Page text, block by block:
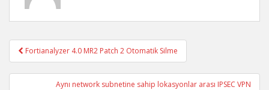
Post navigation
Fortianalyzer 4.0 MR2 Patch 2 Otomatik Silme
Aynı network subnetine sahip lokasyonlar arası IPSEC VPN